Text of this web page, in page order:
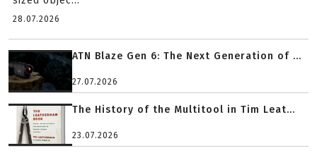
28.07.2026
ATN Blaze Gen 6: The Next Generation of ...
27.07.2026
The History of the Multitool in Tim Leat...
23.07.2026